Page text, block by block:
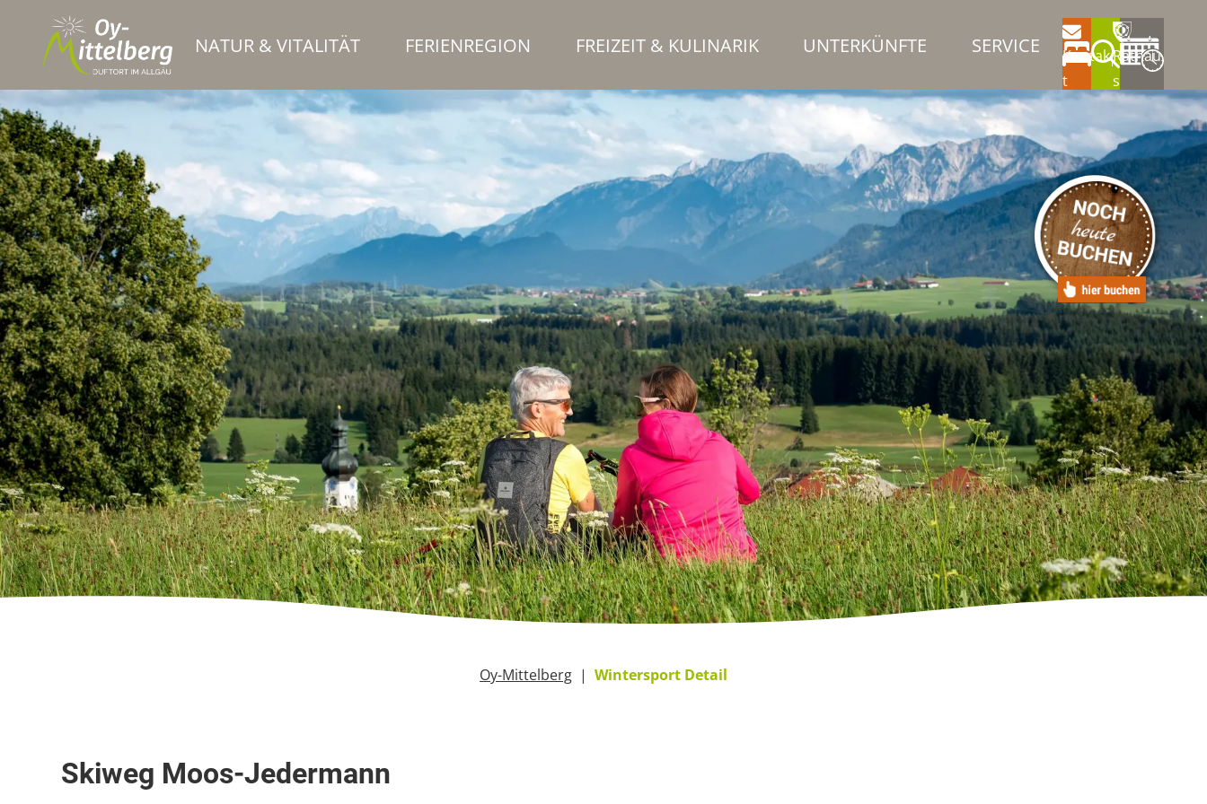
NATUR & VITALITÄT FERIENREGION FREIZEIT & KULINARIK UNTERKÜNFTE SERVICE
Kontak
t
Rathau
s
Oy-Mittelberg Wintersport Detail
Skiweg Moos-Jedermann